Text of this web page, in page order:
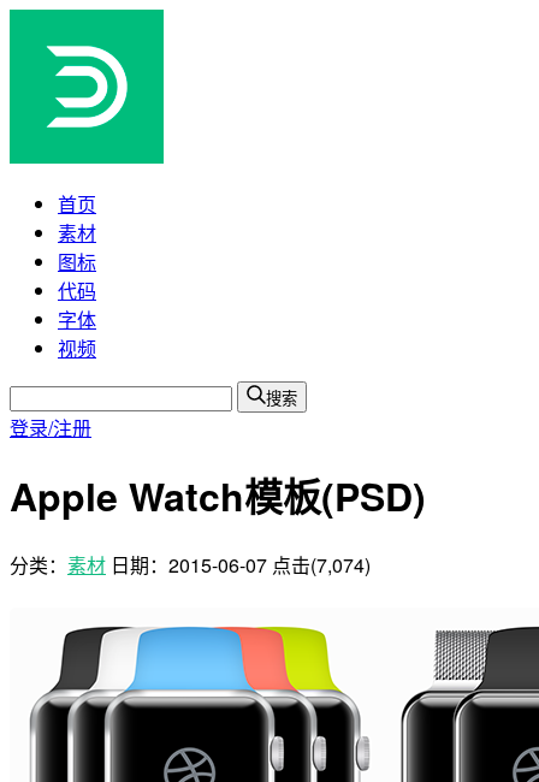
首页
素材
图标
代码
字体
视频
搜索
登录/注册
Apple Watch模板(PSD)
分类： 素材 日期： 2015-06-07 点击(7,074)